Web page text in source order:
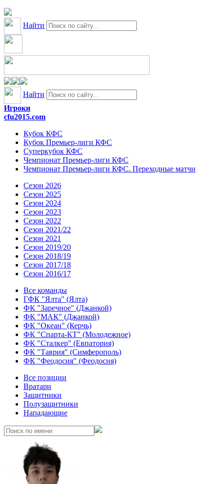
Найти
Найти
Игроки
cfu2015.com
Кубок КФС
Кубок Премьер-лиги КФС
Суперкубок КФС
Чемпионат Премьер-лиги КФС
Чемпионат Премьер-лиги КФС. Переходные матчи
Сезон 2026
Сезон 2025
Сезон 2024
Сезон 2023
Сезон 2022
Сезон 2021/22
Сезон 2021
Сезон 2019/20
Сезон 2018/19
Сезон 2017/18
Сезон 2016/17
Все команды
ГФК "Ялта" (Ялта)
ФК "Заречное" (Джанкой)
ФК "МАК" (Джанкой)
ФК "Океан" (Керчь)
ФК "Спарта-КТ" (Молодежное)
ФК "Сталкер" (Евпатория)
ФК "Таврия" (Симферополь)
ФК "Феодосия" (Феодосия)
Все позиции
Вратари
Защитники
Полузащитники
Нападающие